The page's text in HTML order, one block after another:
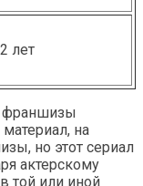
лет
франшизы
на
но этот сериал
актерскому
той или иной